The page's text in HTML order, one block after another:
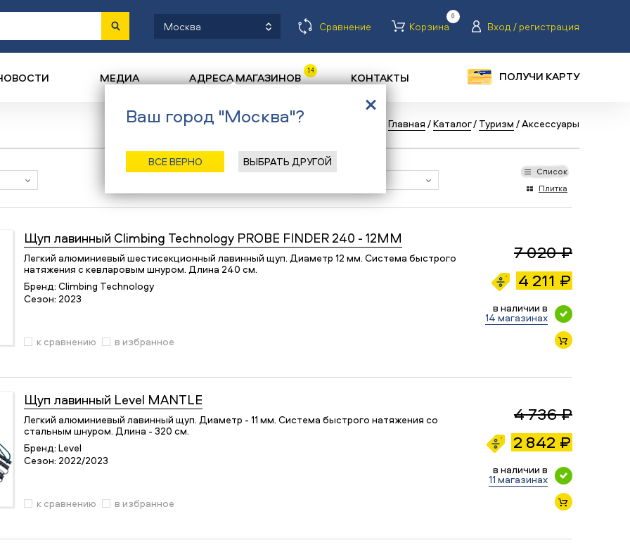
Москва Сравнение Корзина
0
Вход / регистрация
МЕДИА АДРЕСА МАГАЗИНОВ 14 КОНТАКТЫ ПОЛУЧИ КАРТУ
Главная /Каталог/ Туризм /Аксессуары
Список
Плитка
Щуп лавинный Climbing Technology PROBE FINDER 240 - 12MM
Легкий алюминиевый шестисекционный лавинный щуп. Диаметр 12 мм. Система быстрого
натяжения с кевларовым шнуром. Длина 240 см.
Бренд: Climbing Technology
Сезон: 2023
7 020 ₽
4 211 ₽
в наличии в
14 магазинах
к сравнению
в избранное
Щуп лавинный Level MANTLE
Легкий алюминиевый лавинный щуп. Диаметр - 11 мм. Система быстрого натяжения со
стальным шнуром. Длина - 320 см.
Бренд: Level
Сезон: 2022/2023
4 736 ₽
2 842 ₽
в наличии в
11 магазинах
к сравнению
в избранное
Ваш город "Москва"?
ВСЕ ВЕРНО ВЫБРАТЬ ДРУГОЙ